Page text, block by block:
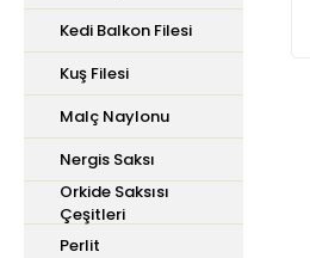
Kedi Balkon Filesi
Kuş Filesi
Malç Naylonu
Nergis Saksı
Orkide Saksısı
Çeşitleri
Perlit